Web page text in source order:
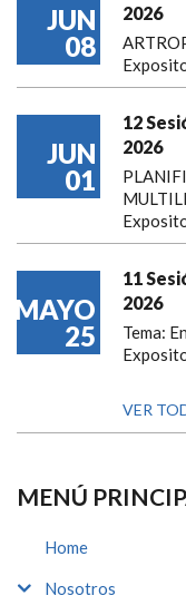
JUN
08
2026
JUN
01
12
2026
MAYO
25
11
2026
Tema:
VER
MENÚ
Home
Nosotros